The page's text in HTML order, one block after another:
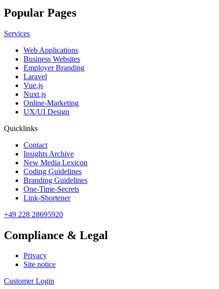
Popular Pages
Services
Web Applications
Business Websites
Employer Branding
Laravel
Vue.js
Nuxt.js
Online-Marketing
UX/UI Design
Quicklinks
Contact
Insights Archive
New Media Lexicon
Coding Guidelines
Branding Guidelines
One-Time-Secrets
Link-Shortener
+49 228 28695920
Compliance & Legal
Privacy
Site notice
Customer Login